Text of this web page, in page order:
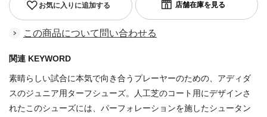
お気に入りに追加する
この商品について問い合わせる
関連 KEYWORD
素晴らしい試合に本気で向き合うプレーヤーのための、アディダ
スのジュニア用ターフシューズ。人工芝のコート用にデザインさ
れたこのシューズには、パーフォレーションを施したシュータン